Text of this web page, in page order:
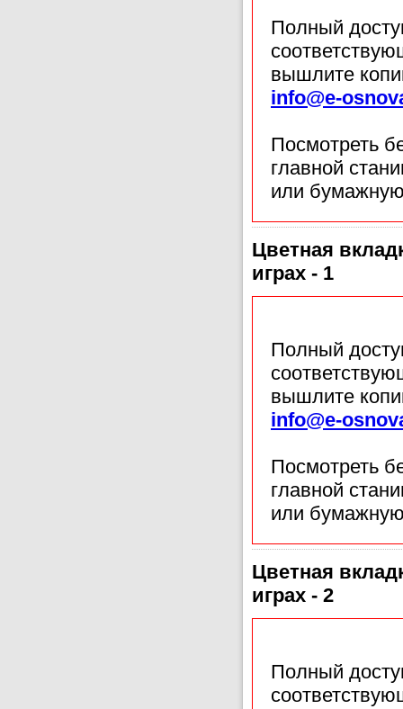
Полный
вышлите
info@e-
Посмотреть
главной
или
Цветная
играх - 1
Полный
вышлите
info@e-
Посмотреть
главной
или
Цветная
играх - 2
Полный